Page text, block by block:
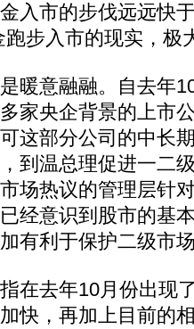
入市的步伐远远快
跑步入市的现实，极
意融融。自去年
家央企背景的上市
这部分公司的中长
到温总理促进一二
场热议的管理层针
经意识到股市的基
有利于保护二级市
去年10月份出现
快，再加上目前的